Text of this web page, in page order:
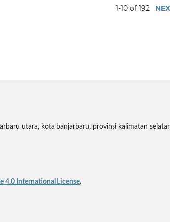
1-10 of 192
utara, kota banjarbaru, provinsi kalimatan
4.0 International License.